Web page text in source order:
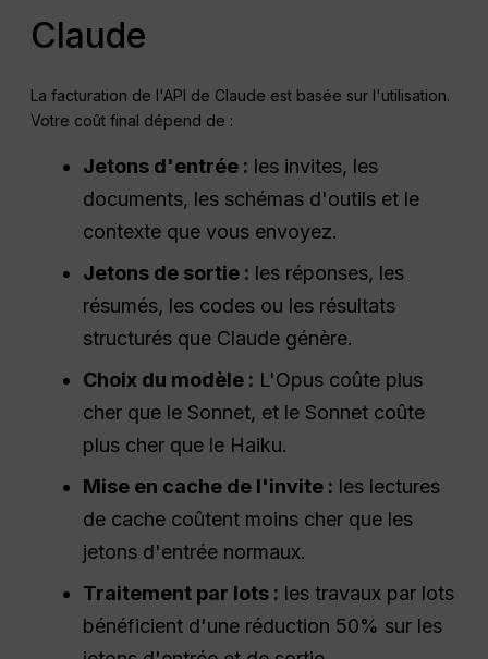
Claude
La facturation de l'API de Claude est basée sur l'utilisation.
Votre coût final dépend de :
Jetons d'entrée : les invites, les
documents, les schémas d'outils et le
contexte que vous envoyez.
Jetons de sortie : les réponses, les
résumés, les codes ou les résultats
structurés que Claude génère.
Choix du modèle : L'Opus coûte plus
cher que le Sonnet, et le Sonnet coûte
plus cher que le Haiku.
Mise en cache de l'invite : les lectures
de cache coûtent moins cher que les
jetons d'entrée normaux.
Traitement par lots : les travaux par lots
bénéficient d'une réduction 50% sur les